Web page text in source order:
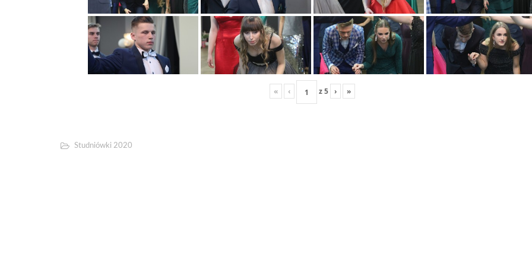
« ‹ z5 › »
Studniówki 2020